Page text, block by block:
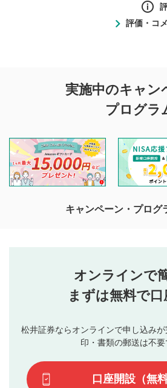
投稿するボタン
星で評価をすると投稿できます。
3
動画の評価
です）
評価・コ
投稿に関する
を目的として、各動画コンテンツに、
投稿ができます。利用者は以下の注意
閲覧および投稿を行うものとしてくだ
他の利用者が動画を視聴される際の参
待ちしております。
なお、投稿をもって、本注意事項に同
行ってください。
当社は、利用者同士、もしくは利
ブルによって生じた損害に対して
評価およびコメントは当社にて審
ます。掲載されるまでに日数がか
てはお答えできません。各動画コン
て結果のご連絡といたします。ご了
実施中のキャン
プログラ
キャンペーン・プログ
オンラインで
まずは無料で口
松井証券ならオンラインで申し込み
印・書類の郵送は不要
口座開設（無料